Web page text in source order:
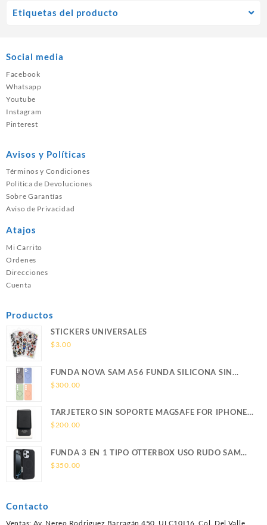
Etiquetas del producto
Social media
Facebook
Whatsapp
Youtube
Instagram
Pinterest
Avisos y Políticas
Términos y Condiciones
Política de Devoluciones
Sobre Garantías
Aviso de Privacidad
Atajos
Mi Carrito
Ordenes
Direcciones
Cuenta
Productos
STICKERS UNIVERSALES
$3.00
FUNDA NOVA SAM A56 FUNDA SILICONA SIN
SOPORTE MAGNETICO SAMSUNG
$300.00
TARJETERO SIN SOPORTE MAGSAFE FOR IPHONE
LEATHER WALLET MAGSAFE
$200.00
FUNDA 3 EN 1 TIPO OTTERBOX USO RUDO SAM
S26 ULTRA SAMSUNG S26 ULTRA
$350.00
Contacto
Ventas: Av. Nereo Rodriguez Barragán 450, ULC10I16, Col. Del Valle,